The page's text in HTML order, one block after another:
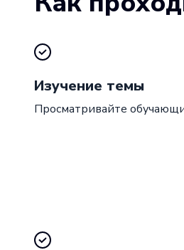
Изучение темы
Просматривайте